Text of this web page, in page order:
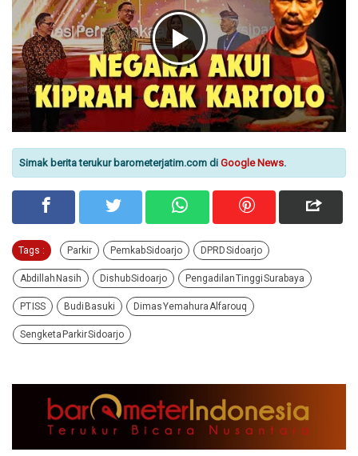
Simak berita terukur barometerjatim.com di Google News.
Tags : Parkir Pemkab Sidoarjo DPRD Sidoarjo
Abdillah Nasih Dishub Sidoarjo Pengadilan Tinggi Surabaya
PT ISS Budi Basuki Dimas Yemahura Alfarouq
Sengketa Parkir Sidoarjo